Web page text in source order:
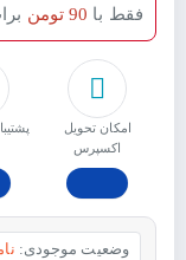
امکان تحویل
اکسپرس
فقط با 90 تومن
وضعیت موجودی: